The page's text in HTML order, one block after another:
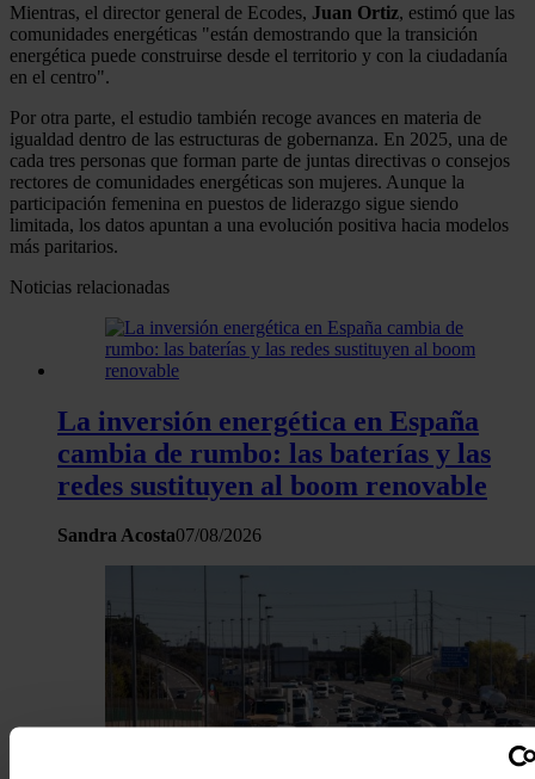
Mientras, el director general de Ecodes, Juan Ortiz, estimó que las
comunidades energéticas "están demostrando que la transición
energética puede construirse desde el territorio y con la ciudadanía
en el centro".
Por otra parte, el estudio también recoge avances en materia de
igualdad dentro de las estructuras de gobernanza. En 2025, una de
cada tres personas que forman parte de juntas directivas o consejos
rectores de comunidades energéticas son mujeres. Aunque la
participación femenina en puestos de liderazgo sigue siendo
limitada, los datos apuntan a una evolución positiva hacia modelos
más paritarios.
Noticias relacionadas
La inversión energética en España
cambia de rumbo: las baterías y las
redes sustituyen al boom renovable
Sandra Acosta07/08/2026